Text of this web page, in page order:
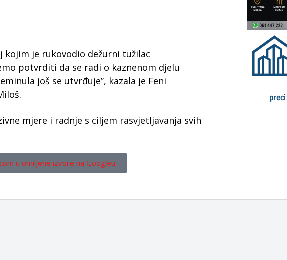
kojim je rukovodio dežurni tužilac
potvrditi da se radi o kaznenom djelu
još se utvrđuje”, kazala je Feni
mjere i radnje s ciljem rasvjetljavanja svih
u omiljene izvore na Googleu